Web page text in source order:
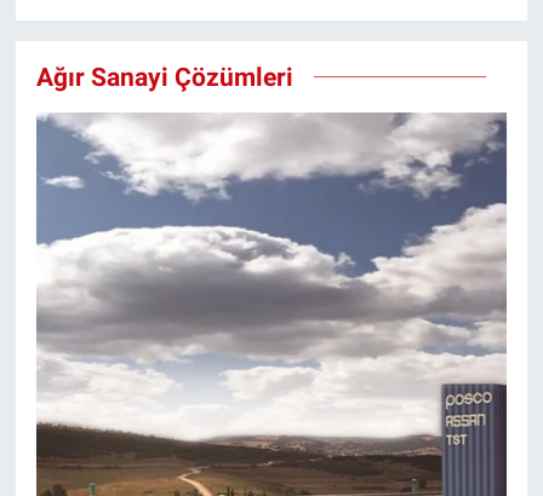
Ağır Sanayi Çözümleri